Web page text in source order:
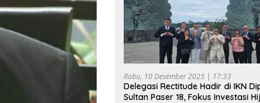
Rabu, 10 Desember 2025 | 17:33
Delegasi Rectitude Hadir di IKN
Sultan Paser 18, Fokus Investasi